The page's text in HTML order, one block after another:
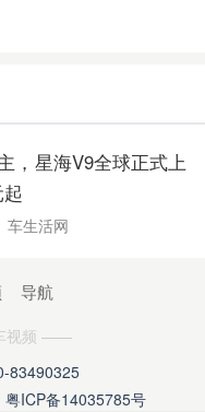
，星海V9全球正式上
车生活网
导航
视频 ——
83490325
粤ICP备14035785号